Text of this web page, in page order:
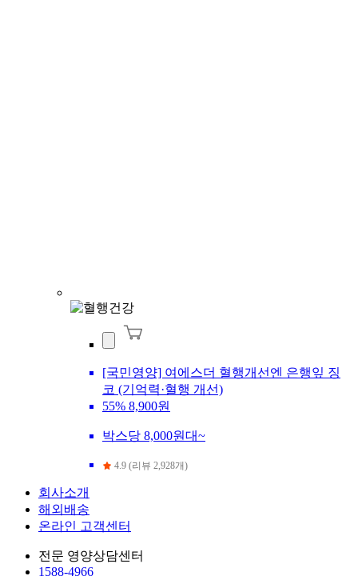
[국민영양] 여에스더 혈행개선엔 은행잎 징
코 (기억력·혈행 개선)
55% 8,900원
박스당 8,000원대~
4.9 (리뷰 2,928개)
회사소개
해외배송
온라인 고객센터
전문 영양상담센터
1588-4966